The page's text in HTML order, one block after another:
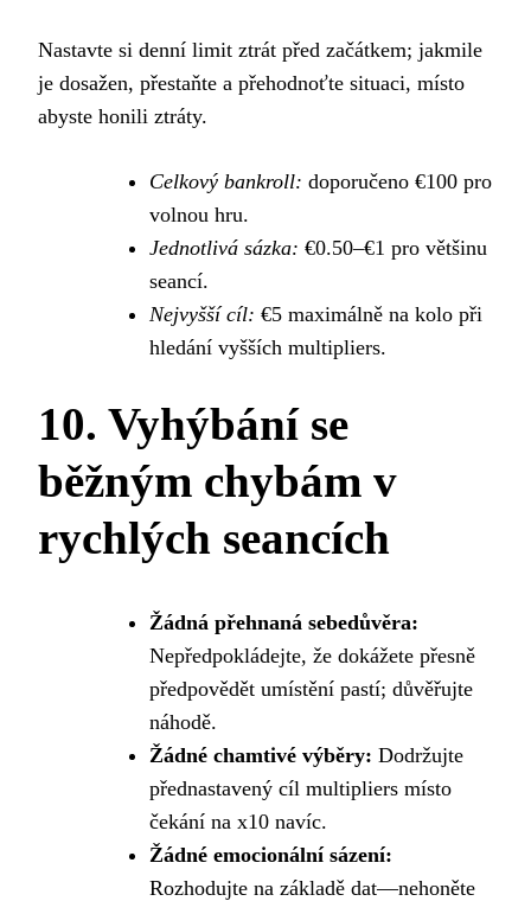
Nastavte si denní limit ztrát před začátkem; jakmile
je dosažen, přestaňte a přehodnoťte situaci, místo
abyste honili ztráty.
Celkový bankroll: doporučeno €100 pro
volnou hru.
Jednotlivá sázka: €0.50–€1 pro většinu
seancí.
Nejvyšší cíl: €5 maximálně na kolo při
hledání vyšších multipliers.
10. Vyhýbání se
běžným chybám v
rychlých seancích
Žádná přehnaná sebedůvěra:
Nepředpokládejte, že dokážete přesně
předpovědět umístění pastí; důvěřujte
náhodě.
Žádné chamtivé výběry: Dodržujte
přednastavený cíl multipliers místo
čekání na x10 navíc.
Žádné emocionální sázení:
Rozhodujte na základě dat—nehoněte